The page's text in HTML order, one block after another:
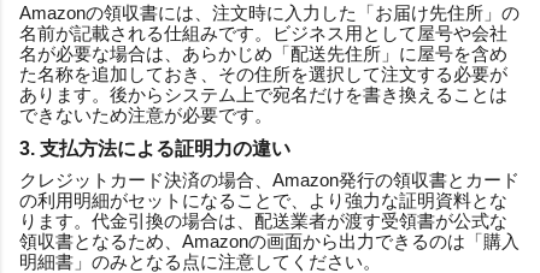
Amazonの領収書には、注文時に入力した「お届け先住所」の
名前が記載される仕組みです。ビジネス用として屋号や会社
名が必要な場合は、あらかじめ「配送先住所」に屋号を含め
た名称を追加しておき、その住所を選択して注文する必要が
あります。後からシステム上で宛名だけを書き換えることは
できないため注意が必要です。
3. 支払方法による証明力の違い
クレジットカード決済の場合、Amazon発行の領収書とカード
の利用明細がセットになることで、より強力な証明資料とな
ります。代金引換の場合は、配送業者が渡す受領書が公式な
領収書となるため、Amazonの画面から出力できるのは「購入
明細書」のみとなる点に注意してください。